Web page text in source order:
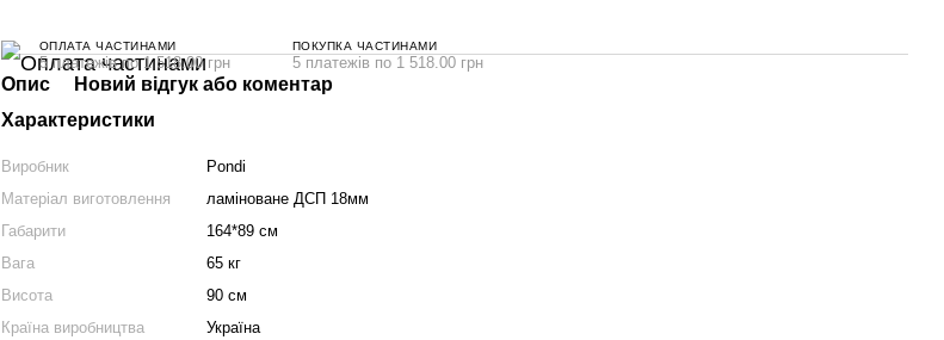
ОПЛАТА ЧАСТИНАМИ
5 платежів по 1 518.00 грн
ПОКУПКА ЧАСТИНАМИ
5 платежів по 1 518.00 грн
Опис
Новий відгук або коментар
Характеристики
Виробник
Pondi
Матеріал виготовлення
ламіноване ДСП 18мм
Габарити
164*89 см
Вага
65 кг
Висота
90 см
Країна виробництва
Україна